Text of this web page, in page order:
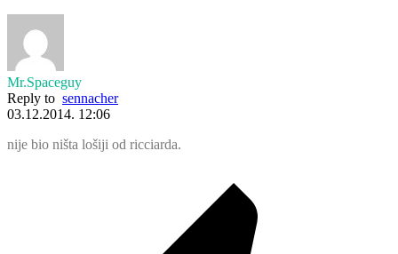
Mr.Spaceguy
Reply to sennacher
03.12.2014. 12:06
nije bio ništa lošiji od ricciarda.